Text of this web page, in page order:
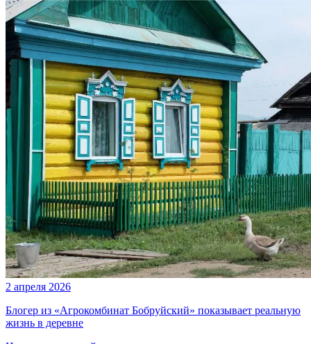
2 апреля 2026
Блогер из «Агрокомбинат Бобруйский» показывает реальную
жизнь в деревне